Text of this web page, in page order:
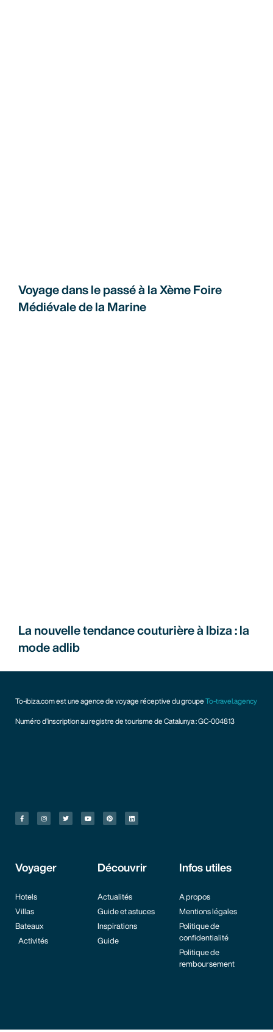
Voyage dans le passé à la Xème Foire
Médiévale de la Marine
La nouvelle tendance couturière à Ibiza : la
mode adlib
To-ibiza.com est une agence de voyage réceptive du groupe To-travel.agency
Numéro d’inscription au registre de tourisme de Catalunya : GC-004813
Voyager
Hotels
Villas
Bateaux
Activités
Découvrir
Actualités
Guide et astuces
Inspirations
Guide
Infos utiles
A propos
Mentions légales
Politique de
confidentialité
Politique de
remboursement